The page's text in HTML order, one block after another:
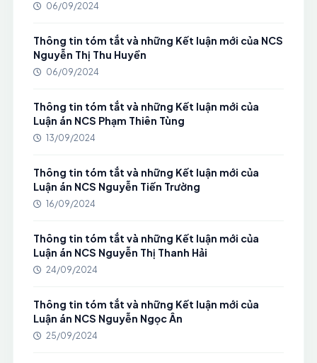
06/09/2024
Thông tin tóm tắt và những Kết luận mới của NCS
Nguyễn Thị Thu Huyền
06/09/2024
Thông tin tóm tắt và những Kết luận mới của
Luận án NCS Phạm Thiên Tùng
13/09/2024
Thông tin tóm tắt và những Kết luận mới của
Luận án NCS Nguyễn Tiến Trường
16/09/2024
Thông tin tóm tắt và những Kết luận mới của
Luận án NCS Nguyễn Thị Thanh Hải
24/09/2024
Thông tin tóm tắt và những Kết luận mới của
Luận án NCS Nguyễn Ngọc Ân
25/09/2024